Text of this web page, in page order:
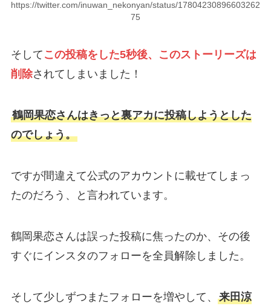
https://twitter.com/inuwan_nekonyan/status/17804230896603262
75
そして この投稿をした5秒後、このストーリーズは
削除されてしまいました！
鶴岡果恋さんはきっと裏アカに投稿しようとした
のでしょう。
ですが間違えて公式のアカウントに載せてしまっ
たのだろう、と言われています。
鶴岡果恋さんは誤った投稿に焦ったのか、その後
すぐにインスタのフォローを全員解除しました。
そして少しずつまたフォローを増やして、 来田涼